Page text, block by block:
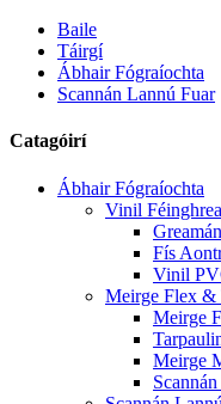
Baile
Táirgí
Ábhair Fógraíochta
Scannán Lannú Fuar
Catagóirí
Ábhair Fógraíochta
Vinil
Fís
Vinil
Meirge Flex &
Meirge
Meirge